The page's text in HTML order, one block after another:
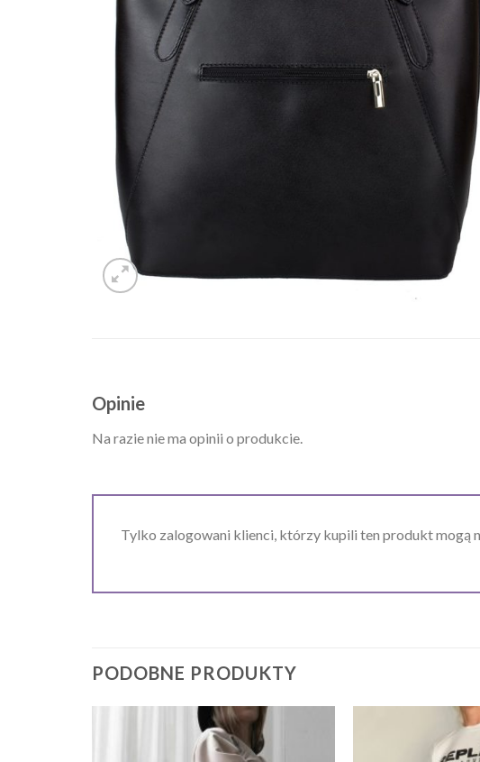
Opinie
Na razie nie ma opinii o produkcie.
Tylko zalogowani klienci, którzy kupili ten produkt mogą
PODOBNE PRODUKTY